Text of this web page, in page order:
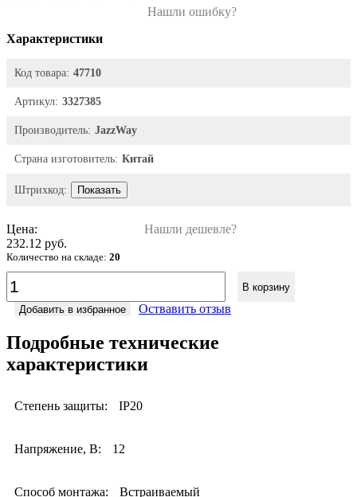
Нашли ошибку?
Характеристики
Код товара: 47710
Артикул: 3327385
Производитель: JazzWay
Страна изготовитель: Китай
Штрихкод: Показать
Цена:
Нашли дешевле?
232.12 руб.
Количество на складе: 20
В корзину
Добавить в избранное
Оствавить отзыв
Подробные технические
характеристики
Степень защиты: IP20
Напряжение, В: 12
Способ монтажа: Встраиваемый